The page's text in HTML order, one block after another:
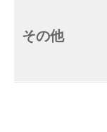
その他